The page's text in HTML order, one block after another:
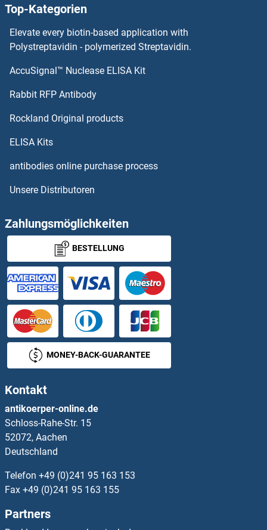
Top-Kategorien
Elevate every biotin-based application with
Polystreptavidin - polymerized Streptavidin.
AccuSignal™ Nuclease ELISA Kit
Rabbit RFP Antibody
Rockland Original products
ELISA Kits
antibodies online purchase process
Unsere Distributoren
Zahlungsmöglichkeiten
BESTELLUNG
MONEY-BACK-GUARANTEE
Kontakt
antikoerper-online.de
Schloss-Rahe-Str. 15
52072, Aachen
Deutschland
Telefon +49 (0)241 95 163 153
Fax +49 (0)241 95 163 155
Partners